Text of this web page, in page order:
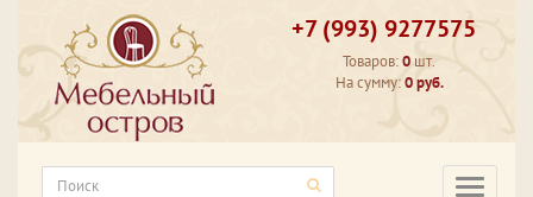
+7 (993) 9277575
Товаров:0 шт.
На сумму:0 руб.